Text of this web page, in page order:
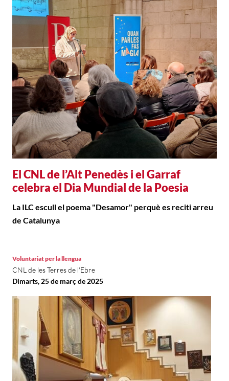
El CNL de l’Alt Penedès i el Garraf
celebra el Dia Mundial de la Poesia
La ILC escull el poema "Desamor" perquè es reciti arreu
de Catalunya
Voluntariat per la llengua
CNL de les Terres de l'Ebre
Dimarts, 25 de març de 2025